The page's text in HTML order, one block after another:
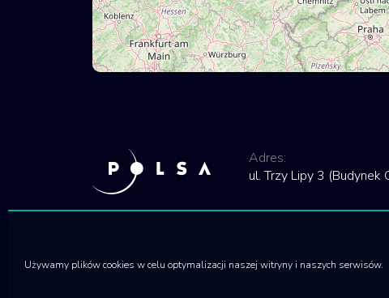
Używamy plików cookies w celu optymalizacji naszej witryny i naszych serwisów.
Adres:
ul. Trzy Lipy 3
© 2020 Polska Agencja Kosmiczna